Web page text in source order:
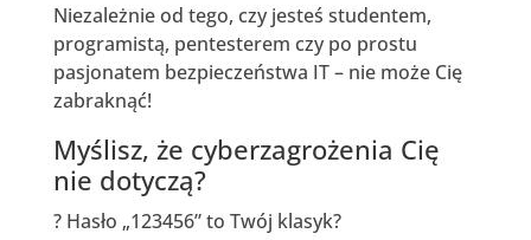
Niezależnie od tego, czy jesteś studentem,
programistą, pentesterem czy po prostu
pasjonatem bezpieczeństwa IT – nie może Cię
zabraknąć!
Myślisz, że cyberzagrożenia Cię
nie dotyczą?
? Hasło „123456” to Twój klasyk?